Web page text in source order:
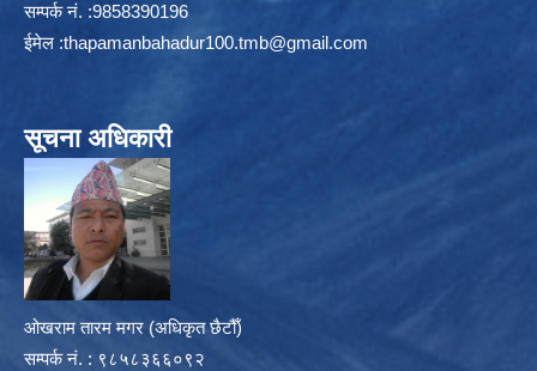
सम्पर्क न‌ं. :9858390196
ईमेल :thapamanbahadur100.tmb@gmail.com
सूचना अधिकारी
ओखराम तारम मगर (अधिकृत छैटौँ)
सम्पर्क न‌ं. : ९८५८३६६०९२